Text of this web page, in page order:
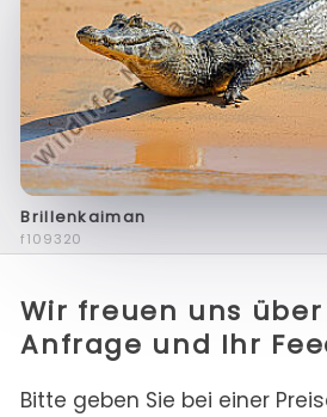
Brillenkaiman
f109320
Wir freuen uns
Anfrage und Ihr
Bitte geben Sie bei einer